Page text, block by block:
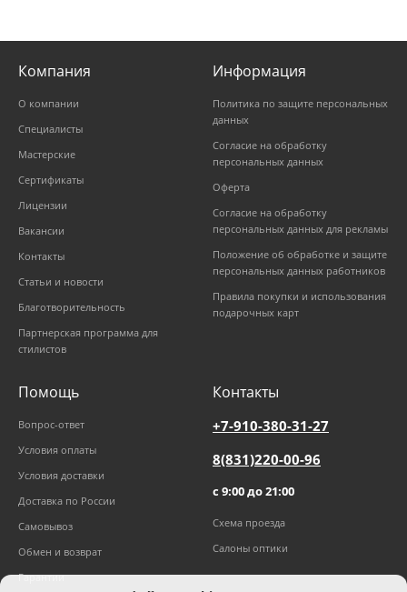
Компания
О компании
Специалисты
Мастерские
Сертификаты
Лицензии
Вакансии
Контакты
Статьи и новости
Благотворительность
Партнерская программа для
стилистов
Информация
Политика по защите персональных
данных
Согласие на обработку
персональных данных
Оферта
Согласие на обработку
персональных данных для рекламы
Положение об обработке и защите
персональных данных работников
Правила покупки и использования
подарочных карт
Помощь
Вопрос-ответ
Условия оплаты
Условия доставки
Доставка по России
Самовывоз
Обмен и возврат
Гарантии
Контакты
+7-910-380-31-27
8(831)220-00-96
с 9:00 до 21:00
Схема проезда
Салоны оптики